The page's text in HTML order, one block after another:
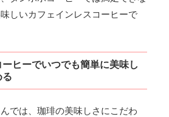
しいカフェインレスコーヒーで
ーヒーでいつでも簡単に美味し
る
では、珈琲の美味しさにこだわ